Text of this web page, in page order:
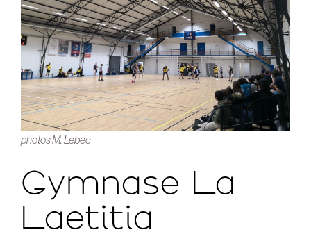
Gymnase La
Laetitia
photos M. Lebec